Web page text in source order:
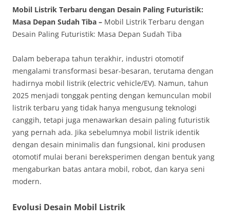
Mobil Listrik Terbaru dengan Desain Paling Futuristik:
Masa Depan Sudah Tiba – Mobil Listrik Terbaru dengan
Desain Paling Futuristik: Masa Depan Sudah Tiba
Dalam beberapa tahun terakhir, industri otomotif
mengalami transformasi besar-besaran, terutama dengan
hadirnya mobil listrik (electric vehicle/EV). Namun, tahun
2025 menjadi tonggak penting dengan kemunculan mobil
listrik terbaru yang tidak hanya mengusung teknologi
canggih, tetapi juga menawarkan desain paling futuristik
yang pernah ada. Jika sebelumnya mobil listrik identik
dengan desain minimalis dan fungsional, kini produsen
otomotif mulai berani bereksperimen dengan bentuk yang
mengaburkan batas antara mobil, robot, dan karya seni
modern.
Evolusi Desain Mobil Listrik